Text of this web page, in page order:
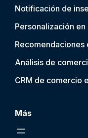
Notificación de
Personalización en
Análisis de
CRM de comercio
Más